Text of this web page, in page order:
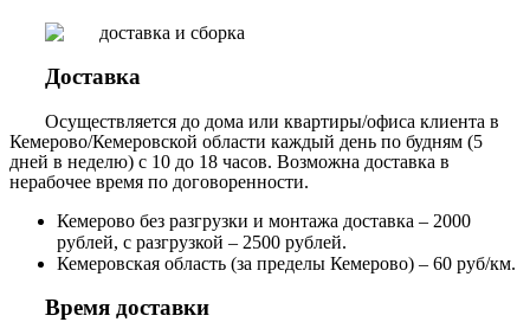
Доставка
Осуществляется до дома или квартиры/офиса клиента в
Кемерово/Кемеровской области каждый день по будням (5
дней в неделю) с 10 до 18 часов. Возможна доставка в
нерабочее время по договоренности.
Кемерово без разгрузки и монтажа доставка – 2000
рублей, с разгрузкой – 2500 рублей.
Кемеровская область (за пределы Кемерово) – 60 руб/км.
Время доставки